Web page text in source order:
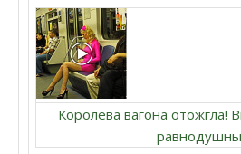
Королева вагона отожгла!